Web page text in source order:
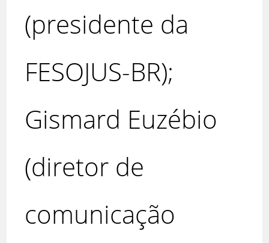
(presidente da
FESOJUS-BR);
Gismard Euzébio
(diretor de
comunicação